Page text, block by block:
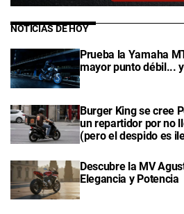
NOTICIAS DE HOY
Prueba la Yamaha
mayor punto débil...
Burger King se cree
un repartidor por no
(pero el despido es
Descubre la MV
Elegancia y Potencia